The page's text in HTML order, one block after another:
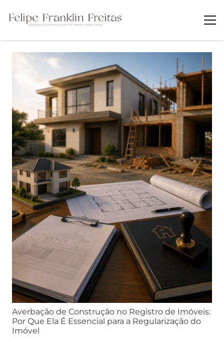
Averbação de Construção no Registro de Imóveis:
Por Que Ela É Essencial para a Regularização do
Imóvel